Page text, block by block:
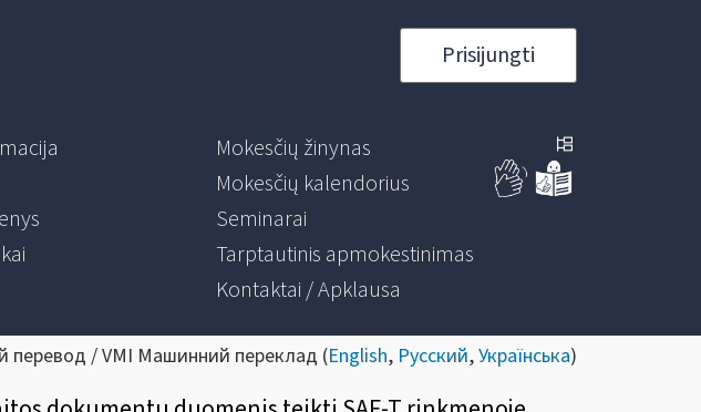
Prisijungti
Mokesčių žinynas
Mokesčių kalendorius
Seminarai
Tarptautinis apmokestinimas
Kontaktai / Apklausa
перевод / VMI Машинний переклад (English, Русский,Українська)